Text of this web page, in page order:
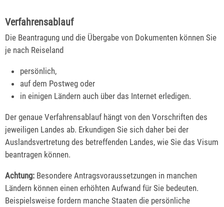
Verfahrensablauf
Die Beantragung und die Übergabe von Dokumenten können Sie
je nach Reiseland
persönlich,
auf dem Postweg oder
in einigen Ländern auch über das Internet erledigen.
Der genaue Verfahrensablauf hängt von den Vorschriften des
jeweiligen Landes ab. Erkundigen Sie sich daher bei der
Auslandsvertretung des betreffenden Landes, wie Sie das Visum
beantragen können.
Achtung: Besondere Antragsvoraussetzungen in manchen
Ländern können einen erhöhten Aufwand für Sie bedeuten.
Beispielsweise fordern manche Staaten die persönliche